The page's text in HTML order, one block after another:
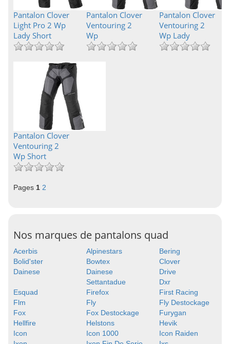
Pantalon Clover
Light Pro 2 Wp
Lady Short
Pantalon Clover
Ventouring 2
Wp
Pantalon Clover
Ventouring 2
Wp Lady
Pantalon Clover
Ventouring 2
Wp Short
Pages 1 2
Nos marques de pantalons quad
Acerbis Alpinestars
Bering
Bolid'ster
Bowtex
Clover
Dainese
Dainese
Settantadue
Drive
Dxr
Esquad
Firefox
First Racing
Flm
Fly
Fly Destockage
Fox
Fox Destockage
Furygan
Hellfire
Helstons
Hevik
Icon
Icon 1000
Icon Raiden